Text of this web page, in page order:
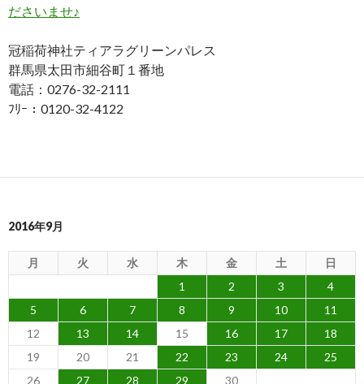
ださいませ♪
冠稲荷神社ティアラグリーンパレス
群馬県太田市細谷町１番地
電話：0276-32-2111
ﾌﾘｰ：0120-32-4122
2016年9月
月 火 水 木 金 土
日
1
2 3
4
5
6 7 8 9 10
11
12
13 14 15 16 17
18
19
20 21 22 23 24
25
26
27 28 29
30